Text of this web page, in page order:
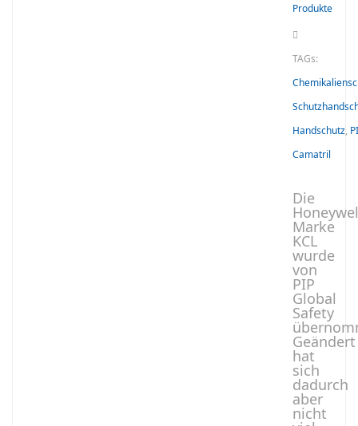
Produkte
TAGs:
Handschutz,
Camatril
Die
Marke
KCL
wurde
von
PIP
Global
Safety
Geändert
hat
sich
dadurch
aber
nicht